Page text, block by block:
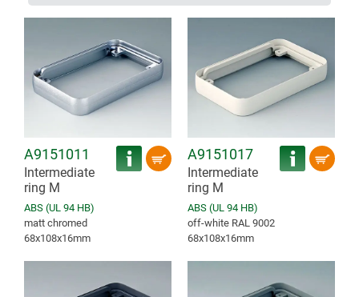
A9151011
Intermediate
ring M
ABS (UL 94 HB)
matt chromed
68x108x16mm
A9151017
Intermediate
ring M
ABS (UL 94 HB)
off-white RAL 9002
68x108x16mm